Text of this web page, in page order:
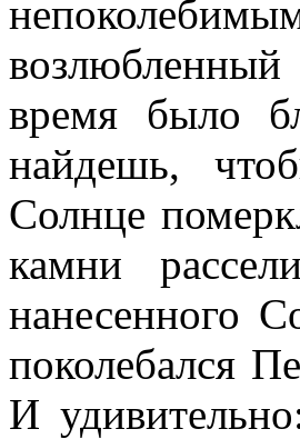
время было
найдешь,
Солнце
камни
нанесенного
поколебался
И